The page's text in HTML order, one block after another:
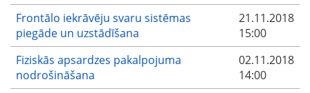
Frontālo iekrāvēju svaru sistēmas
piegāde un uzstādīšana
21.11.2018
15:00
Fiziskās apsardzes pakalpojuma
nodrošināšana
02.11.2018
14:00